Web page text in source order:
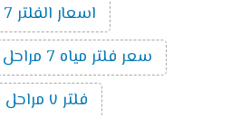
اسعار الفلتر 7 مراحل
سعر فلتر مياه 7 مراحل تايواني 2020
فلتر ٧ مراحل تانك